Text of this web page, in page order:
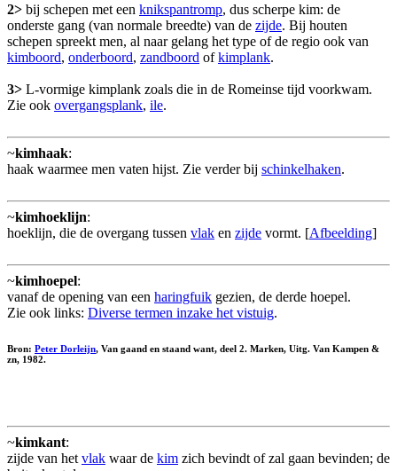
2> bij schepen met een knikspantromp, dus scherpe kim: de
onderste gang (van normale breedte) van de zijde. Bij houten
schepen spreekt men, al naar gelang het type of de regio ook van
kimboord, onderboord, zandboord ofkimplank.
3> L-vormige kimplank zoals die in de Romeinse tijd voorkwam.
Zie ook overgangsplank, ile.
~kimhaak:
haak waarmee men vaten hijst. Zie verder bij schinkelhaken.
~kimhoeklijn:
hoeklijn, die de overgang tussen vlak en zijde vormt. [Afbeelding]
~kimhoepel:
vanaf de opening van een haringfuik gezien, de derde hoepel.
Zie ook links: Diverse termen inzake het vistuig.
Bron: Peter Dorleijn, Van gaand en staand want, deel 2. Marken, Uitg. Van Kampen &
zn, 1982.
~kimkant:
zijde van het vlak waar de kim zich bevindt of zal gaan bevinden; de